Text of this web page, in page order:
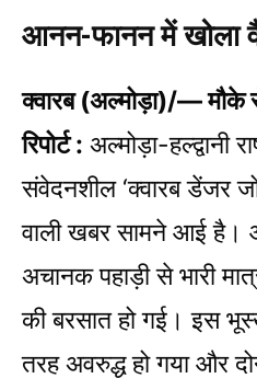
आनन-फानन में खोला
क्वारब (अल्मोड़ा)/— मौके
रिपोर्ट : अल्मोड़ा-हल्द्वानी
संवेदनशील ‘क्वारब डेंजर
वाली खबर सामने आई है।
अचानक पहाड़ी से भारी
की बरसात हो गई। इस
तरह अवरुद्ध हो गया और